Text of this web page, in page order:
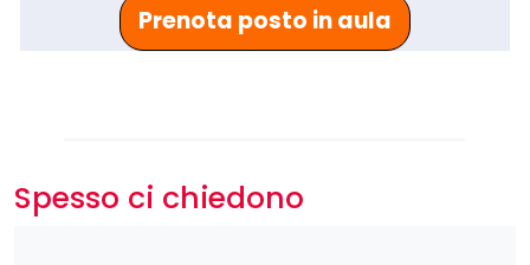
Prenota posto in aula
Spesso ci chiedono